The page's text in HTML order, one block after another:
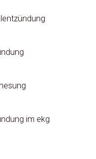
im ekg